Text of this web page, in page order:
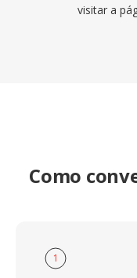
visitar a
Como
1